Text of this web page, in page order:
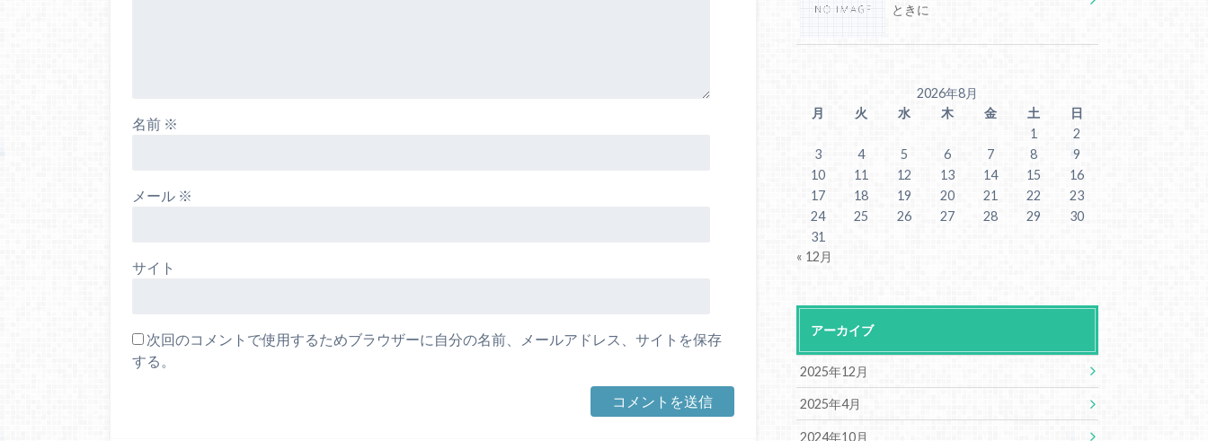
名前 ※
メール ※
サイト
次回のコメントで使用するためブラウザーに自分の名前、メールアドレス、サイトを保存
する。
ときに
2026年8月
月
火 水 木 金 土
日
1
2
3
4 5 6 7 8
9
10
11 12 13 14 15
16
17
18 19 20 21 22
23
24
25 26 27 28 29
30
31
« 12月
アーカイブ
2025年12月
2025年4月
2024年10月